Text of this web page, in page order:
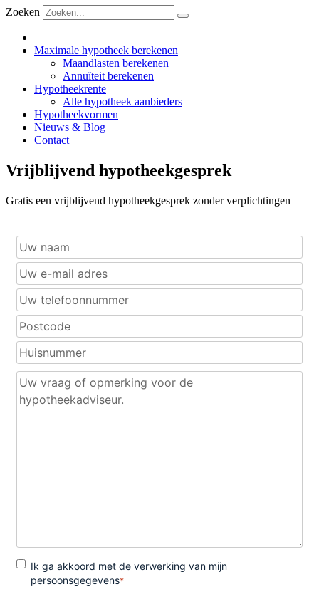
Zoeken
Maximale hypotheek berekenen
Maandlasten berekenen
Annuïteit berekenen
Hypotheekrente
Alle hypotheek aanbieders
Hypotheekvormen
Nieuws & Blog
Contact
Vrijblijvend hypotheekgesprek
Gratis een vrijblijvend hypotheekgesprek zonder verplichtingen